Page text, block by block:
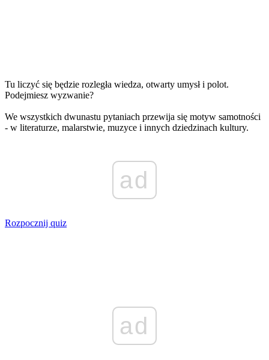
Tu liczyć się będzie rozległa wiedza, otwarty umysł i polot.
Podejmiesz wyzwanie?
We wszystkich dwunastu pytaniach przewija się motyw samotności
- w literaturze, malarstwie, muzyce i innych dziedzinach kultury.
ad
Rozpocznij quiz
ad